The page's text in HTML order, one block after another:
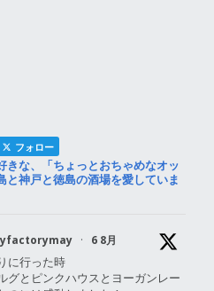
フォロー
きな、「ちょっとおちゃめなオッ
と神戸と徳島の酒場を愛していま
· 6 8月
に行った時
グとピンクハウスとヨーガンレー